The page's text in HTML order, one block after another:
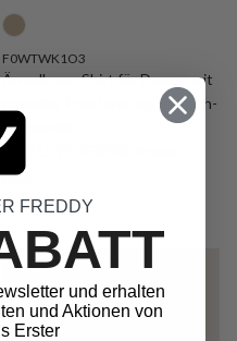
F0WTWK1O3
Ärmelloses Shirt für Damen mit
normaler Passform aus Stretch-
Baumwolle
Verkaufspreis
Medium
Outlet -60%
FREDDY
und erhalten
und Aktionen von
Erster